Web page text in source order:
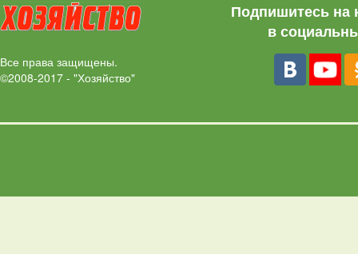
Все права защищены.
©2008-2017 - "Хозяйство"
Подпишитесь на
в